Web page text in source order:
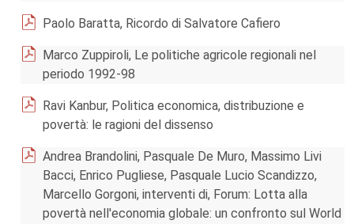
Paolo Baratta, Ricordo di Salvatore Cafiero
Marco Zuppiroli, Le politiche agricole regionali nel
periodo 1992-98
Ravi Kanbur, Politica economica, distribuzione e
povertà: le ragioni del dissenso
Andrea Brandolini, Pasquale De Muro, Massimo Livi
Bacci, Enrico Pugliese, Pasquale Lucio Scandizzo,
Marcello Gorgoni, interventi di, Forum: Lotta alla
povertà nell'economia globale: un confronto sul World